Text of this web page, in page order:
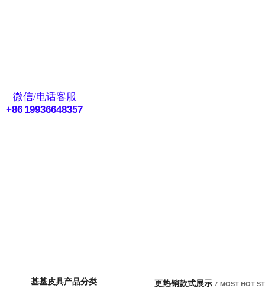
基基皮具产品分类 更热销款式展示 / MOST HOT
微信/电话客服
+86 19936648357